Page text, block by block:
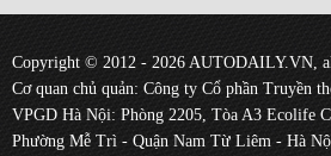
Copyright © 2012 - 2026 AUTODAILY.VN,
Cơ quan chủ quản: Công ty Cổ phần Truyền
VPGD Hà Nội: Phòng 2205, Tòa A3 Ecolife
Phường Mễ Trì - Quận Nam Từ Liêm - Hà